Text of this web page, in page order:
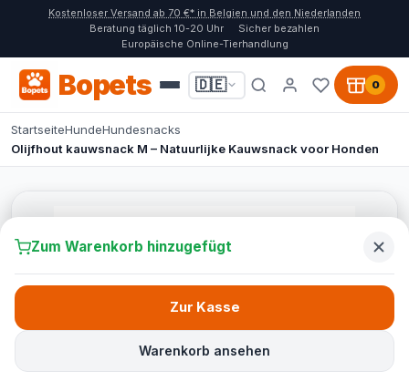
Kostenloser Versand ab 70 €* in Belgien und den Niederlanden
Beratung täglich 10-20 Uhr
Sicher bezahlen
Europäische Online-Tierhandlung
Bopets 🇩🇪 0
StartseiteHundeHundesnacks
Olijfhout kauwsnack M – Natuurlijke Kauwsnack voor Honden
Zum Warenkorb hinzugefügt
Warenkorb ansehen
Zur Kasse